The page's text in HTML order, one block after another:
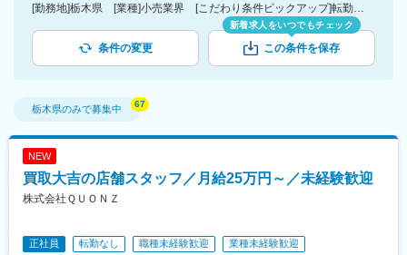
[勤務地]栃木県 [業種]小売業界 [こだわり条件ピックアップ]転勤なし（勤務地限定） [詳細条件](募集・採用情報)転勤なし（勤務地限定）
条件の変更
新着求人をいつでもチェック
この条件を保存
栃木県のみで募集中
NEW
買取大吉の店舗スタッフ／月給25万円～／未経験歓迎
株式会社ＱＵＯＮＺ
正社員 転勤なし 職種未経験歓迎 業種未経験歓迎